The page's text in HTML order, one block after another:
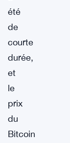
été
de
courte
durée,
et
le
prix
du
Bitcoin